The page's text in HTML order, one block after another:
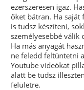
ezerszeresen igaz.
őket bátran. Ha saját
is tudsz készíteni,
személyesebbé válik
Ha más anyagát
ne feledd feltüntetni
Youtube videókat
alatt be tudsz
felületre.